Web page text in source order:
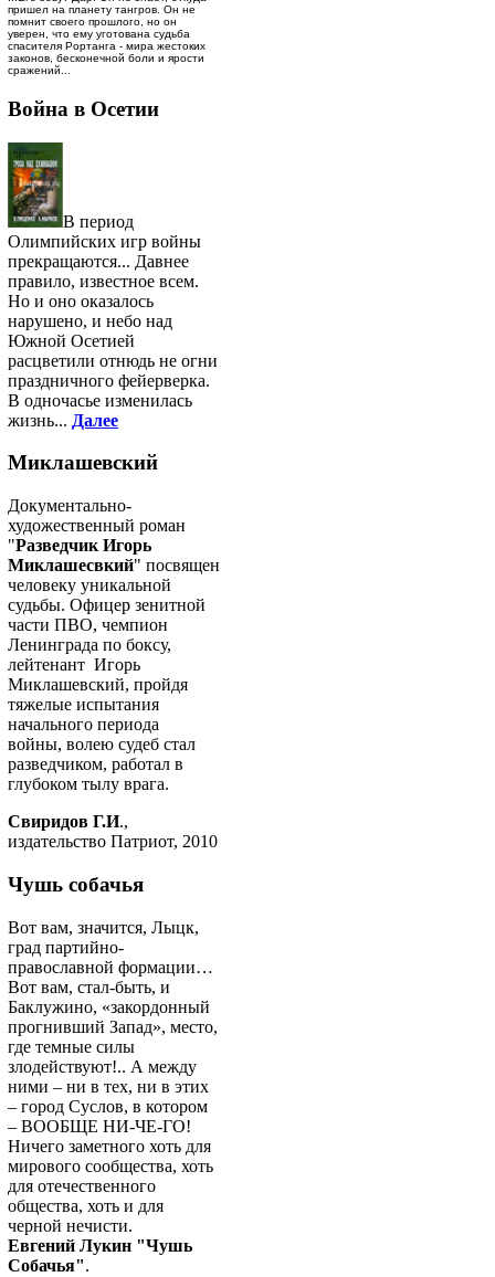
пришел на планету тангров. Он не
помнит своего прошлого, но он
уверен, что ему уготована судьба
спасителя Рортанга - мира жестоких
законов, бесконечной боли и ярости
сражений...
Война в Осетии
В период
Олимпийских игр войны
прекращаются... Давнее
правило, известное всем.
Но и оно оказалось
нарушено, и небо над
Южной Осетией
расцветили отнюдь не огни
праздничного фейерверка.
В одночасье изменилась
жизнь... Далее
Миклашевский
Документально-
художественный роман
"Разведчик Игорь
Миклашесвкий" посвящен
человеку уникальной
судьбы. Офицер зенитной
части ПВО, чемпион
Ленинграда по боксу,
лейтенант Игорь
Миклашевский, пройдя
тяжелые испытания
начального периода
войны, волею судеб стал
разведчиком, работал в
глубоком тылу врага.
Свиридов Г.И.,
издательство Патриот, 2010
Чушь собачья
Вот вам, значится, Лыцк,
град партийно-
православной формации…
Вот вам, стал-быть, и
Баклужино, «закордонный
прогнивший Запад», место,
где темные силы
злодействуют!.. А между
ними – ни в тех, ни в этих
– город Суслов, в котором
– ВООБЩЕ НИ-ЧЕ-ГО!
Ничего заметного хоть для
мирового сообщества, хоть
для отечественного
общества, хоть и для
черной нечисти.
Евгений Лукин "Чушь
Собачья".